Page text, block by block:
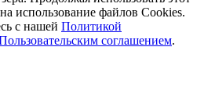
использование файлов Cookies.
с нашей Политикой
соглашением.